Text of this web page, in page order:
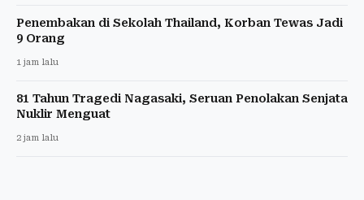
Penembakan di Sekolah Thailand, Korban Tewas Jadi
9 Orang
1 jam lalu
81 Tahun Tragedi Nagasaki, Seruan Penolakan Senjata
Nuklir Menguat
2 jam lalu